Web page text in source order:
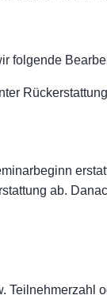
folgende
ab.